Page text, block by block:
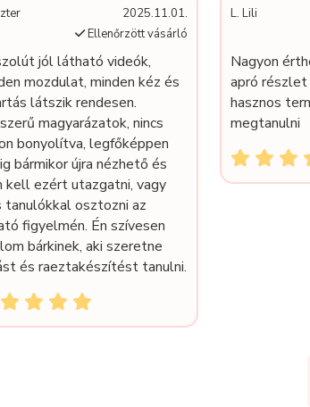
2025.11.01.
Ellenőrzött vásárló
jól látható videók,
mozdulat, minden kéz és
látszik rendesen.
magyarázatok, nincs
bonyolítva, legfőképpen
bármikor újra nézhető és
kell ezért utazgatni, vagy
tanulókkal osztozni az
figyelmén. Én szívesen
bárkinek, aki szeretne
és raeztakészítést tanulni.
L. Lili
Nagyon
apró részlet
hasznos
megtanulni